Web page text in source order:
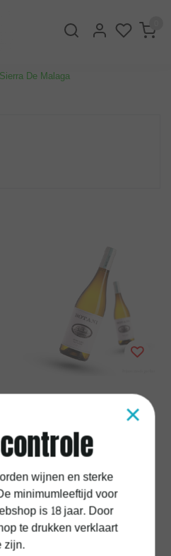
Sierra De Malaga
Botani
Moscatel Old Vines
€23,90
Excl.Verzendkosten
×
wijnen en sterke
minimumleeftijd voor
is 18 jaar. Door
te drukken verklaart
zijn.